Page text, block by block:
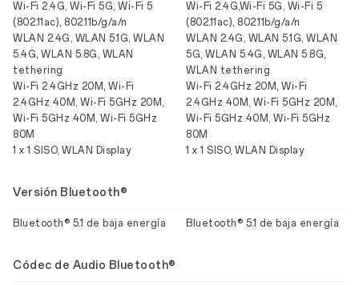
Wi-Fi 2.4G, Wi-Fi 5G, Wi-Fi 5
(802.11ac), 802.11b/g/a/n
WLAN 2.4G, WLAN 5.1G, WLAN
5.4G, WLAN 5.8G, WLAN
tethering
Wi-Fi 2.4GHz 20M, Wi-Fi
2.4GHz 40M, Wi-Fi 5GHz 20M,
Wi-Fi 5GHz 40M, Wi-Fi 5GHz
80M
1 x 1 SISO, WLAN Display
Wi-Fi 2.4G,Wi-Fi 5G, Wi-Fi 5
(802.11ac), 802.11b/g/a/n
WLAN 2.4G, WLAN 5.1G, WLAN
5G, WLAN 5.4G, WLAN 5.8G,
WLAN tethering
Wi-Fi 2.4GHz 20M, Wi-Fi
2.4GHz 40M, Wi-Fi 5GHz 20M,
Wi-Fi 5GHz 40M, Wi-Fi 5GHz
80M
1 x 1 SISO, WLAN Display
Versión Bluetooth®
Bluetooth® 5.1 de baja energía Bluetooth® 5.1 de baja energía
Códec de Audio Bluetooth®